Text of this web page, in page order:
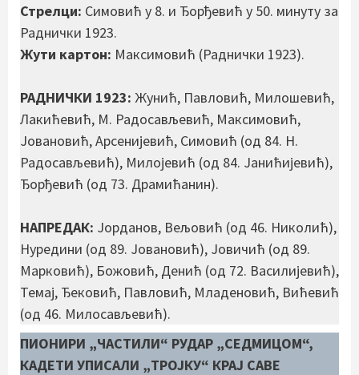
Стрелци: Симовић у 8. и Ђорђевић у 50. минуту за
Раднички 1923.
Жути картон: Максимовић (Раднички 1923).
РАДНИЧКИ 1923: Жунић, Павловић, Милошевић,
Лакићевић, М. Радосављевић, Максимовић,
Јовановић, Арсенијевић, Симовић (од 84. Н.
Радосављевић), Милојевић (од 84. Јанићијевић),
Ђорђевић (од 73. Драмићанин).
НАПРЕДАК: Јорданов, Вељовић (од 46. Николић),
Нуредини (од 89. Јовановић), Јовичић (од 89.
Марковић), Божовић, Денић (од 72. Василијевић),
Темај, Ђековић, Павловић, Младеновић, Вићевић
(од 46. Милосављевић).
ПИОНИРИ „ЧАСТИЛИ“ РУДАР „СЕДМИЦОМ“,
КАДЕТИ УПИСАЛИ „ТРОЈКУ“ КРАЈ САВЕ